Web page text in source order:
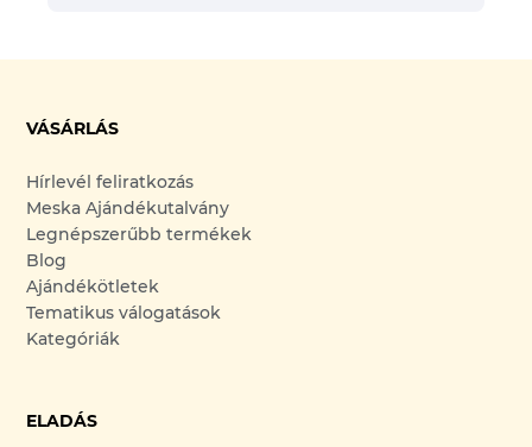
VÁSÁRLÁS
Hírlevél feliratkozás
Meska Ajándékutalvány
Legnépszerűbb termékek
Blog
Ajándékötletek
Tematikus válogatások
Kategóriák
ELADÁS